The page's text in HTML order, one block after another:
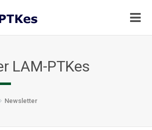
LAM-PTKes
Newsletter